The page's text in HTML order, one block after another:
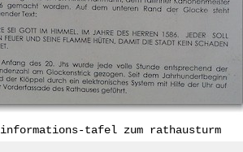
informations-tafel zum rathausturm